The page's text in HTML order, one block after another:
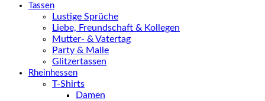
Tassen
Lustige Sprüche
Liebe, Freundschaft & Kollegen
Mutter- & Vatertag
Party & Malle
Glitzertassen
Rheinhessen
T-Shirts
Damen